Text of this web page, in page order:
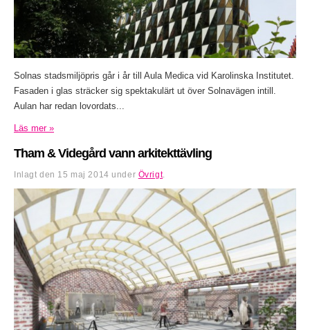
Solnas stadsmiljöpris går i år till Aula Medica vid Karolinska Institutet.
Fasaden i glas sträcker sig spektakulärt ut över Solnavägen intill.
Aulan har redan lovordats...
Läs mer »
Tham & Videgård vann arkitekttävling
Inlagt den 15 maj 2014 under Övrigt.